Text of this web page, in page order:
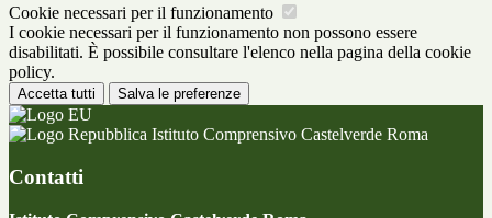
Cookie necessari per il funzionamento
I cookie necessari per il funzionamento non possono essere
disabilitati. È possibile consultare l'elenco nella pagina della cookie
policy.
Accetta tutti Salva le preferenze
Istituto Comprensivo Castelverde Roma
Contatti